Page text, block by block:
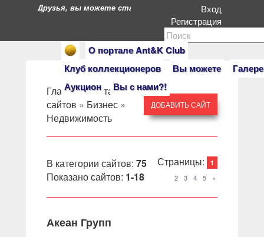
О портале Ant&K Club
Клуб коллекционеров
Вы можете
Аукцион
Вы с нами?!
Друзья, вы можете стать героями нашего портала.
Вход
Регистрация
Главная»Каталог
сайтов » Бизнес »
Недвижимость
ДОБАВИТЬ САЙТ
В категории сайтов: 75
Показано сайтов: 1-18
Страницы: 1
2 3 4 5 »
Акеан Групп